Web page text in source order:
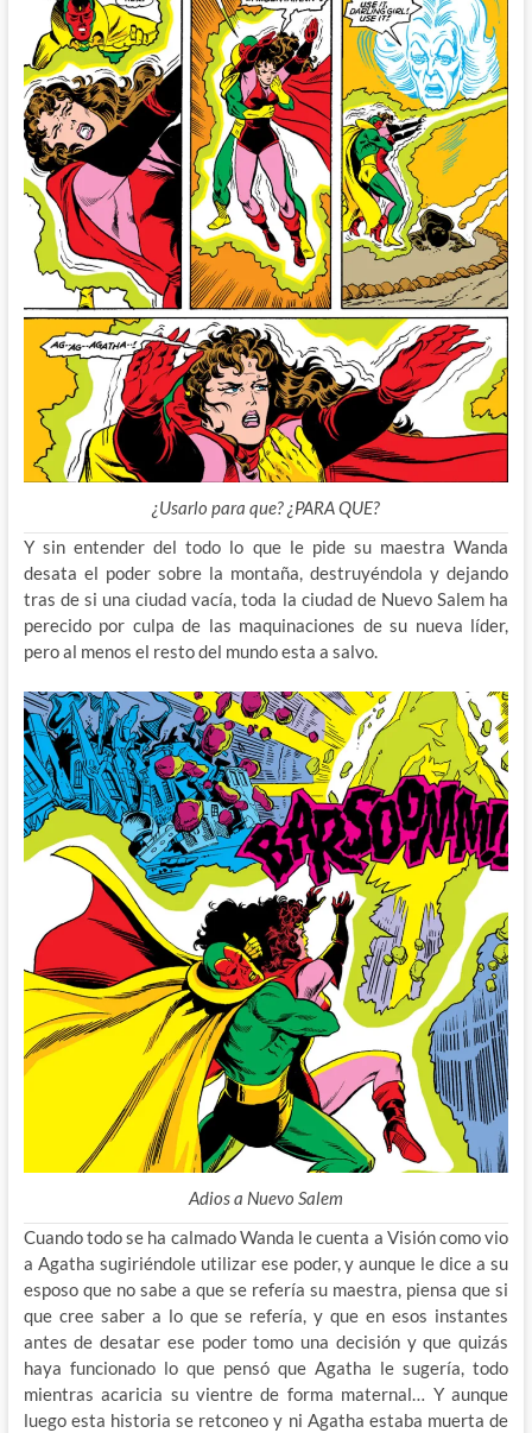
¿Usarlo para que? ¿PARA QUE?
Y sin entender del todo lo que le pide su maestra Wanda
desata el poder sobre la montaña, destruyéndola y dejando
tras de si una ciudad vacía, toda la ciudad de Nuevo Salem ha
perecido por culpa de las maquinaciones de su nueva líder,
pero al menos el resto del mundo esta a salvo.
Adios a Nuevo Salem
Cuando todo se ha calmado Wanda le cuenta a Visión como vio
a Agatha sugiriéndole utilizar ese poder, y aunque le dice a su
esposo que no sabe a que se refería su maestra, piensa que si
que cree saber a lo que se refería, y que en esos instantes
antes de desatar ese poder tomo una decisión y que quizás
haya funcionado lo que pensó que Agatha le sugería, todo
mientras acaricia su vientre de forma maternal… Y aunque
luego esta historia se retconeo y ni Agatha estaba muerta de